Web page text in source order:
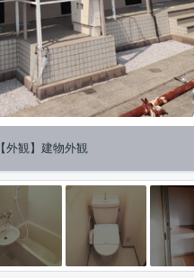
【外観】建物外観